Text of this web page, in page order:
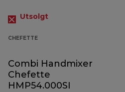
Utsolgt
CHEFETTE
Combi Handmixer
Chefette
HMP54.000SI